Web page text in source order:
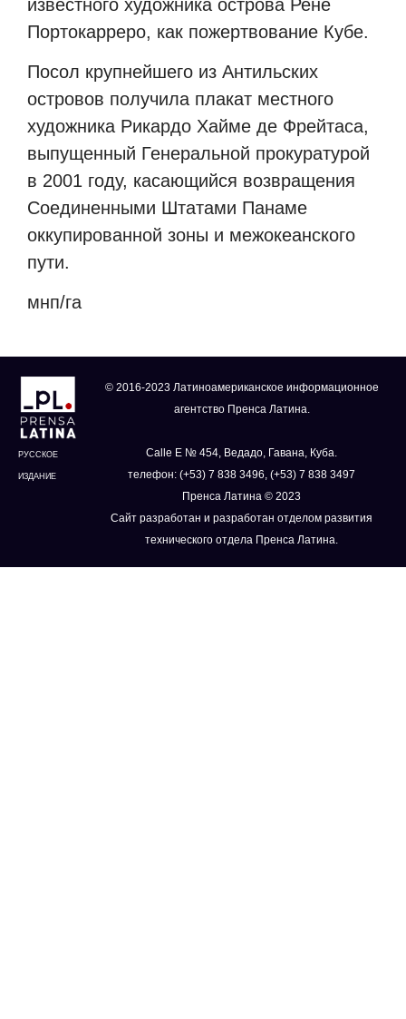
известного художника острова Рене
Портокарреро, как пожертвование Кубе.
Посол крупнейшего из Антильских
островов получила плакат местного
художника Рикардо Хайме де Фрейтаса,
выпущенный Генеральной прокуратурой
в 2001 году, касающийся возвращения
Соединенными Штатами Панаме
оккупированной зоны и межокеанского
пути.
мнп/га
РУССКОЕ
ИЗДАНИЕ
© 2016-2023 Латиноамериканское информационное
агентство Пренса Латина.
Calle E № 454, Ведадо, Гавана, Куба.
телефон: (+53) 7 838 3496, (+53) 7 838 3497
Пренса Латина © 2023
Сайт разработан и разработан отделом развития
технического отдела Пренса Латина.